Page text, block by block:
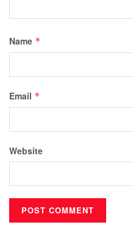
Name *
Email *
Website